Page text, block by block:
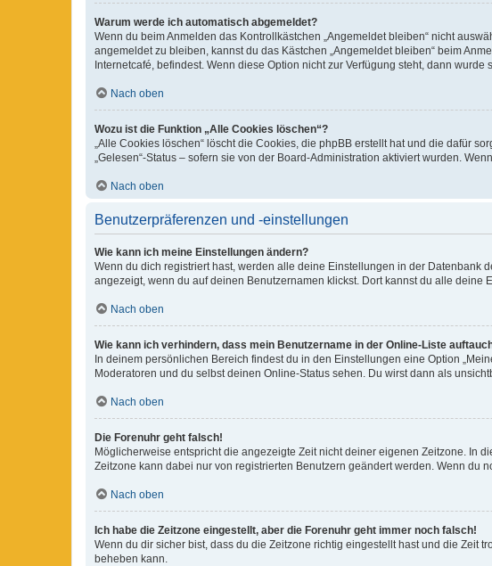
Warum werde ich automatisch abgemeldet?
Wenn du beim Anmelden das Kontrollkästchen „Angemeldet bleiben“ nicht
angemeldet zu bleiben, kannst du das Kästchen „Angemeldet bleiben“ beim
Internetcafé, befindest. Wenn diese Option nicht zur Verfügung steht, dann
Nach oben
Wozu ist die Funktion „Alle Cookies löschen“?
„Alle Cookies löschen“ löscht die Cookies, die phpBB erstellt hat und die dafür
„Gelesen“-Status – sofern sie von der Board-Administration aktiviert wurden.
Nach oben
Benutzerpräferenzen und -einstellungen
Wie kann ich meine Einstellungen ändern?
Wenn du dich registriert hast, werden alle deine Einstellungen in der Datenbank
angezeigt, wenn du auf deinen Benutzernamen klickst. Dort kannst du alle deine
Nach oben
Wie kann ich verhindern, dass mein Benutzername in der Online-Liste
In deinem persönlichen Bereich findest du in den Einstellungen eine Option
Moderatoren und du selbst deinen Online-Status sehen. Du wirst dann als
Nach oben
Die Forenuhr geht falsch!
Möglicherweise entspricht die angezeigte Zeit nicht deiner eigenen Zeitzone. In
Zeitzone kann dabei nur von registrierten Benutzern geändert werden. Wenn du
Nach oben
Ich habe die Zeitzone eingestellt, aber die Forenuhr geht immer noch falsch!
Wenn du dir sicher bist, dass du die Zeitzone richtig eingestellt hast und die Zeit
beheben kann.